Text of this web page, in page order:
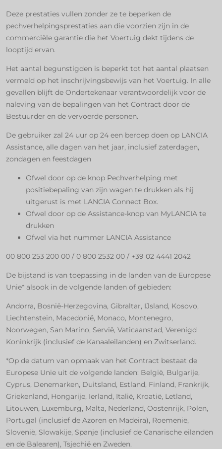
Deze prestaties vullen zonder ze te beperken de
pechverhelpingsprestaties aan die voorzien zijn in de
commerciële garantie die het Voertuig dekt tijdens de
looptijd ervan.
Het aantal begunstigden is beperkt tot het aantal plaatsen
vermeld op het inschrijvingsbewijs van het Voertuig. In alle
gevallen blijft de Ondertekenaar verantwoordelijk voor de
naleving van de bepalingen van het Contract door de
Bestuurder en de vervoerde personen.
De gebruiker zal 24 uur op 24 een beroep doen op LANCIA
Assistance, alle dagen van het jaar, inclusief zaterdagen,
zondagen en feestdagen
Ofwel door op de knop Pechverhelping met
positiebepaling van zijn wagen te drukken als hij
uitgerust is met LANCIA Connect Box.
Ofwel door op de Assistance-knop van MyLANCIA te
drukken
Ofwel via het nummer LANCIA Assistance
00 800 253 200 00 / 0 800 2532 00 / +39 02 4441 2042
De bijstand is van toepassing in de landen van de Europese
Unie* alsook in de volgende landen of gebieden:
Andorra, Bosnië-Herzegovina, Gibraltar, IJsland, Kosovo,
Liechtenstein, Macedonië, Monaco, Montenegro,
Noorwegen, San Marino, Servië, Vaticaanstad, Verenigd
Koninkrijk (inclusief de Kanaaleilanden) en Zwitserland.
*Op de datum van opmaak van het Contract bestaat de
Europese Unie uit de volgende landen: België, Bulgarije,
Cyprus, Denemarken, Duitsland, Estland, Finland, Frankrijk,
Griekenland, Hongarije, Ierland, Italië, Kroatië, Letland,
Litouwen, Luxemburg, Malta, Nederland, Oostenrijk, Polen,
Portugal (inclusief de Azoren en Madeira), Roemenië,
Slovenië, Slowakije, Spanje (inclusief de Canarische eilanden
en de Balearen), Tsjechië en Zweden.